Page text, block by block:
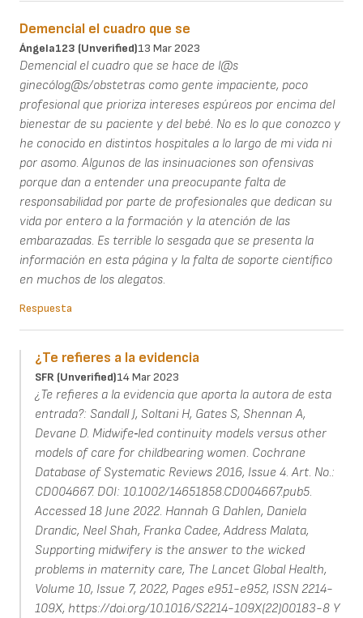
Demencial el cuadro que se
Ángela123 (unverified)13 Mar 2023
Demencial el cuadro que se hace de l@s
ginecólog@s/obstetras como gente impaciente, poco
profesional que prioriza intereses espúreos por encima del
bienestar de su paciente y del bebé. No es lo que conozco y
he conocido en distintos hospitales a lo largo de mi vida ni
por asomo. Algunos de las insinuaciones son ofensivas
porque dan a entender una preocupante falta de
responsabilidad por parte de profesionales que dedican su
vida por entero a la formación y la atención de las
embarazadas. Es terrible lo sesgada que se presenta la
información en esta página y la falta de soporte científico
en muchos de los alegatos.
Respuesta
¿Te refieres a la evidencia
SFR (unverified)14 Mar 2023
¿Te refieres a la evidencia que aporta la autora de esta
entrada?: Sandall J, Soltani H, Gates S, Shennan A,
Devane D. Midwife‐led continuity models versus other
models of care for childbearing women. Cochrane
Database of Systematic Reviews 2016, Issue 4. Art. No.:
CD004667. DOI: 10.1002/14651858.CD004667.pub5.
Accessed 18 June 2022. Hannah G Dahlen, Daniela
Drandic, Neel Shah, Franka Cadee, Address Malata,
Supporting midwifery is the answer to the wicked
problems in maternity care, The Lancet Global Health,
Volume 10, Issue 7, 2022, Pages e951-e952, ISSN 2214-
109X, https://doi.org/10.1016/S2214-109X(22)00183-8 Y